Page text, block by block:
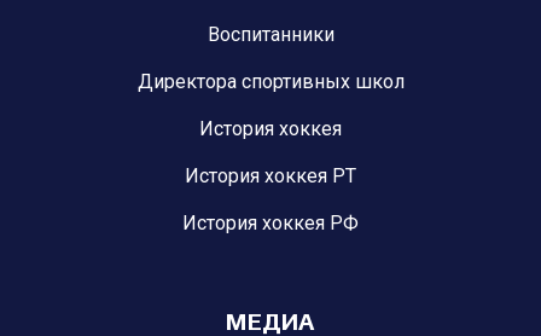
Воспитанники
Директора спортивных школ
История хоккея
История хоккея РТ
История хоккея РФ
МЕДИА